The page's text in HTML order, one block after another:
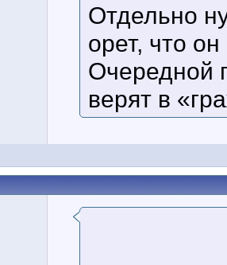
Отдельно
орет, что
Очередной
верят в